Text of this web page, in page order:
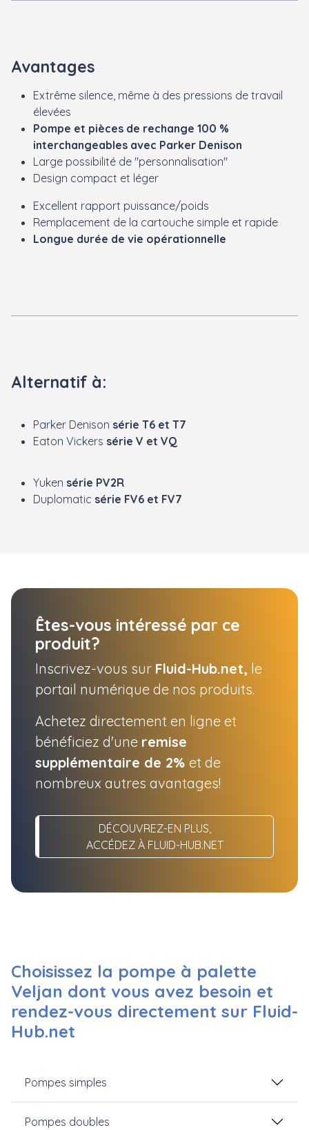
Avantages
Extrême silence, même à des pressions de travail
élevées
Pompe et pièces de rechange 100 %
interchangeables avec Parker Denison
Large possibilité de "personnalisation"
Design compact et léger
Excellent rapport puissance/poids
Remplacement de la cartouche simple et rapide
Longue durée de vie opérationnelle
Alternatif à:
Parker Denison série T6 et T7
Eaton Vickers série V et VQ
Yuken série PV2R
Duplomatic série FV6 et FV7
Êtes-vous intéressé par ce
produit?
Inscrivez-vous sur Fluid-Hub.net, le
portail numérique de nos produits.
Achetez directement en ligne et
bénéficiez d'une remise
supplémentaire de 2% et de
nombreux autres avantages!
DÉCOUVREZ-EN PLUS,
ACCÉDEZ À FLUID-HUB.NET
Choisissez la pompe à palette
Veljan dont vous avez besoin et
rendez-vous directement sur Fluid-
Hub.net
Pompes simples
Pompes doubles